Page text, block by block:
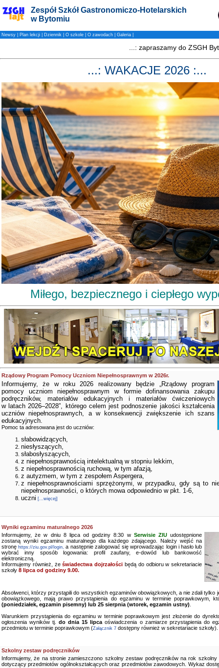
Zespół Szkół Gastronomiczo-Hotelarskich
w Bytomiu
Newsy Plan lekcji Dziennik O szkole O zawodach Galeria
...: WAKACJE 2026 :...
Miłego, bezpiecznego i ciepłego
Rządowy Program Pomocy Uczniom Niepełnosprawnym w 2026r.
Informujemy, że w roku 2026 realizowany będzie „Rządowy program
pomocy uczniom niepełnosprawnym w formie dofinansowania zakupu
podręczników, materiałów edukacyjnych i materiałów ćwiczeniowych
w latach 2026–2028”, którego celem jest podnoszenie jakości kształcenia
uczniów niepełnosprawnych, a w konsekwencji zwiększenie ich szans
edukacyjnych.
Pomoc ta adresowana jest do uczniów:
słabowidzących,
niesłyszących,
słabosłyszących,
z niepełnosprawnością intelektualną w stopniu lekkim,
z niepełnosprawnością ruchową, w tym afazją,
z autyzmem, w tym z zespołem Aspergera,
z niepełnosprawnościami sprzężonymi, w przypadku, gdy są to
niepełnosprawności, o których mowa odpowiednio w pkt. 1-6,
uczni [...więcej]
Wyniki egzaminu maturalnego 2026
Informujemy, że w dniu 8 lipca od godziny 8:30 w Serwisie ZIU udostępnione
zostaną wyniki egzaminu maturalnego dla każdego zdającego. Należy wejść na
stronęhttps://ziu.gov.pl/login, a następnie zalogować się wprowadzając login i hasło lub
wybrać inny sposób logowania: profil zaufany, e-dowód lub bankowość
elektroniczną.
Informujemy również, żeświadectwa dojrzałości będą do odbioru w sekretariacie
szkoły 8 lipca od godziny 9.00.
Absolwenci, którzy przystąpili do wszystkich egzaminów obowiązkowych, a nie zdali tylko
obowiązkowego, mają prawo przystąpienia do egzaminu w terminie poprawkowym,
(poniedziałek, egzamin pisemny) lub 25 sierpnia (wtorek, egzamin ustny)
Warunkiem przystąpienia do egzaminu w terminie poprawkowym jest złożenie do
ogłoszenia wyników tj.do dnia 15 lipca oświadczenia o zamiarze przystąpienia do
przedmiotu w terminie poprawkowym (Załącznik 7 dostępny również w sekretariacie szkoły).
Szkolny zestaw podręczników
Informujemy, że na stronie zamieszczono szkolny zestaw podręczników na rok szkolny
dotyczący przedmiotów ogólnokształcących oraz przedmiotów zawodowych. Wykaz